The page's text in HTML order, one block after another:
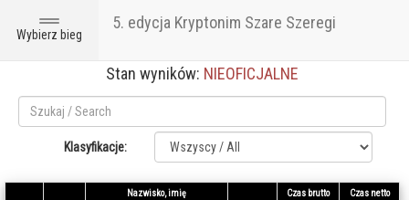
Toggle
navigation
Wybierz bieg
5. edycja Kryptonim Szare Szeregi
Stan wyników: NIEOFICJALNE
Klasyfikacje:
Nazwisko, imię
Czas brutto
Czas netto